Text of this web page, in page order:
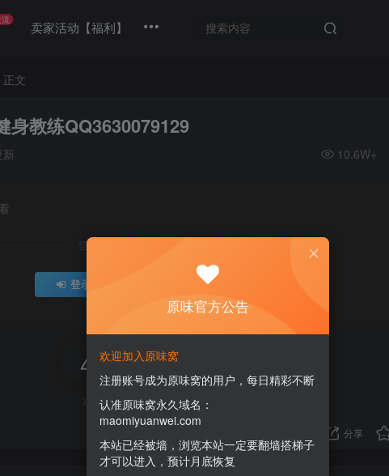
卖家活动【福利】
正文
身教练QQ3630079129
10.6W+
登录后继续查看
登录
评分
欢迎为Ta评分
分享
原味官方公告
欢迎加入原味窝
注册账号成为原味窝的用户，每日精彩不断
认准原味窝永久域名：
maomiyuanwei.com
本站已经被墙，浏览本站一定要翻墙搭梯子
才可以进入，预计月底恢复